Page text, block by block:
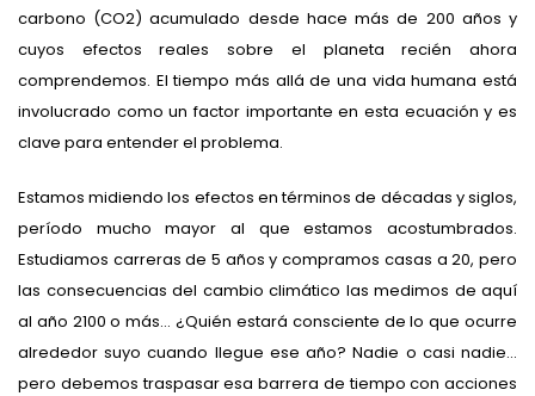
carbono (CO2) acumulado desde hace más de 200 años y
cuyos efectos reales sobre el planeta recién ahora
comprendemos. El tiempo más allá de una vida humana está
involucrado como un factor importante en esta ecuación y es
clave para entender el problema.
Estamos midiendo los efectos en términos de décadas y siglos,
período mucho mayor al que estamos acostumbrados.
Estudiamos carreras de 5 años y compramos casas a 20, pero
las consecuencias del cambio climático las medimos de aquí
al año 2100 o más... ¿Quién estará consciente de lo que ocurre
alrededor suyo cuando llegue ese año? Nadie o casi nadie...
pero debemos traspasar esa barrera de tiempo con acciones